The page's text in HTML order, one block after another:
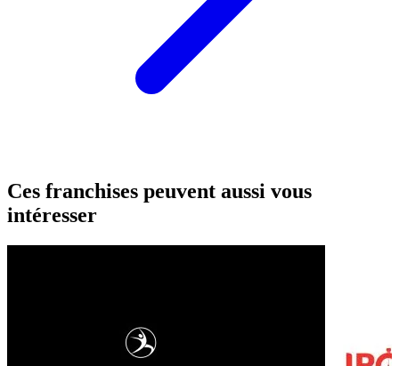
Ces franchises peuvent aussi vous
intéresser